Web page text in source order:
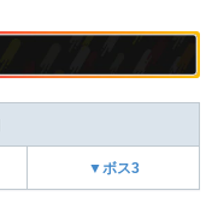
▼ボス3